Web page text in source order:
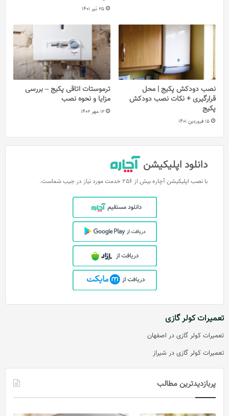
25 تیر 1401
نصب دودکش پکیج | محل
قرارگیری + نکات نصب دودکش
پکیج
15 فروردین 1401
ترموستات اتاقی پکیج – بررسی
مزایا و نحوه نصب
12 مهر 1402
دانلود اپلیکیشن
با نصب اپلیکیشن آچاره بیش از 256 خدمت مورد نیاز در جیب شماست.
تعمیرات کولر گازی
تعمیرات کولر گازی در اصفهان
تعمیرات کولر گازی در شیراز
پربازدیدترین مطالب